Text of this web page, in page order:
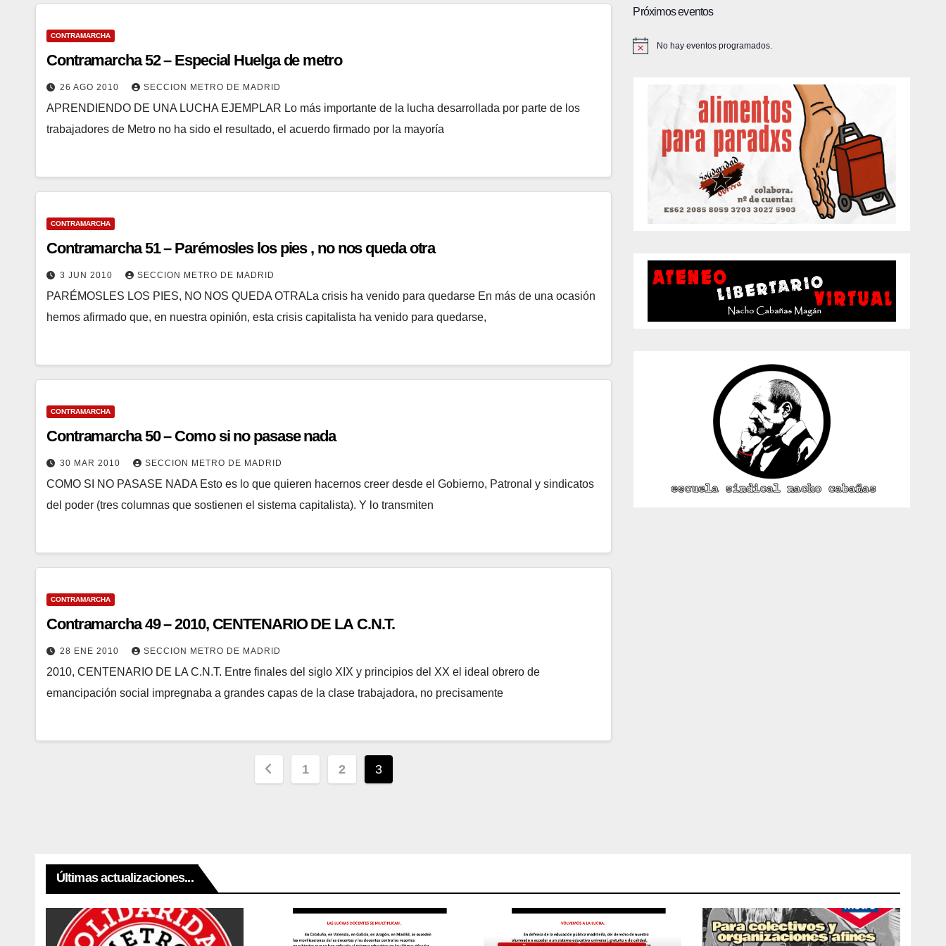
CONTRAMARCHA
Contramarcha 52 – Especial Huelga de metro
26 AGO 2010 SECCION METRO DE MADRID
APRENDIENDO DE UNA LUCHA EJEMPLAR Lo más importante de la lucha desarrollada por parte de los
trabajadores de Metro no ha sido el resultado, el acuerdo firmado por la mayoría
CONTRAMARCHA
Contramarcha 51 – Parémosles los pies , no nos queda otra
3 JUN 2010 SECCION METRO DE MADRID
PARÉMOSLES LOS PIES, NO NOS QUEDA OTRALa crisis ha venido para quedarse En más de una ocasión
hemos afirmado que, en nuestra opinión, esta crisis capitalista ha venido para quedarse,
CONTRAMARCHA
Contramarcha 50 – Como si no pasase nada
30 MAR 2010 SECCION METRO DE MADRID
COMO SI NO PASASE NADA Esto es lo que quieren hacernos creer desde el Gobierno, Patronal y sindicatos
del poder (tres columnas que sostienen el sistema capitalista). Y lo transmiten
CONTRAMARCHA
Contramarcha 49 – 2010, CENTENARIO DE LA C.N.T.
28 ENE 2010 SECCION METRO DE MADRID
2010, CENTENARIO DE LA C.N.T. Entre finales del siglo XIX y principios del XX el ideal obrero de
emancipación social impregnaba a grandes capas de la clase trabajadora, no precisamente
Paginación
1 2 3
Próximos eventos
A
No hay eventos programados.
Últimas actualizaciones...